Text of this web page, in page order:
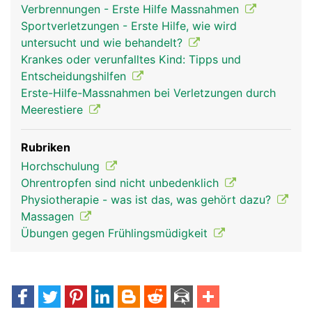
Verbrennungen - Erste Hilfe Massnahmen
Sportverletzungen - Erste Hilfe, wie wird
untersucht und wie behandelt?
Krankes oder verunfalltes Kind: Tipps und
Entscheidungshilfen
Erste-Hilfe-Massnahmen bei Verletzungen durch
Meerestiere
Rubriken
Horchschulung
Ohrentropfen sind nicht unbedenklich
Physiotherapie - was ist das, was gehört dazu?
Massagen
Übungen gegen Frühlingsmüdigkeit